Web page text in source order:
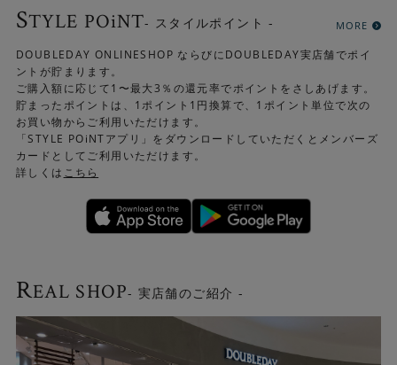
STYLE POiNT- スタイルポイント - MORE
DOUBLEDAY ONLINESHOP ならびにDOUBLEDAY実店舗でポイ
ントが貯まります。
ご購入額に応じて1〜最大3％の還元率でポイントをさしあげます。
貯まったポイントは、1ポイント1円換算で、1ポイント単位で次の
お買い物からご利用いただけます。
「STYLE POiNTアプリ」をダウンロードしていただくとメンバーズ
カードとしてご利用いただけます。
詳しくは こちら
REAL SHOP- 実店舗のご紹介 -